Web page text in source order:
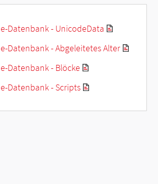
Datenbank - UnicodeData
Datenbank - Abgeleitetes Alter
Datenbank - Blöcke
Datenbank - Scripts